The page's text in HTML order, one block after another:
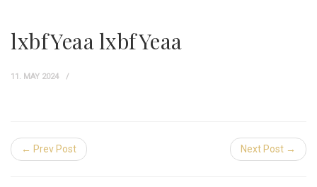
lxbfYeaa lxbfYeaa
11. MAY 2024
← Prev Post Next Post →